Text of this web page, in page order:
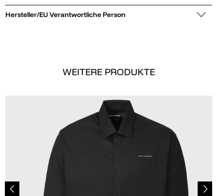
Hersteller/EU Verantwortliche Person
WEITERE PRODUKTE